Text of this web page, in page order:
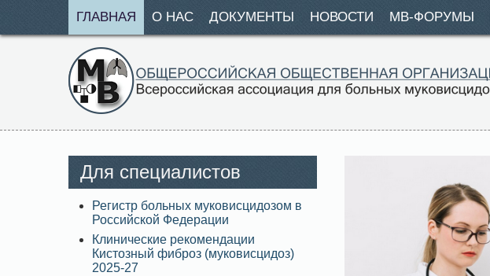
ГЛАВНАЯ О НАС ДОКУМЕНТЫ НОВОСТИ МВ-ФОРУМЫ
Для специалистов
Регистр больных муковисцидозом в
Российской Федерации
Клинические рекомендации
Кистозный фиброз (муковисцидоз)
2025-27